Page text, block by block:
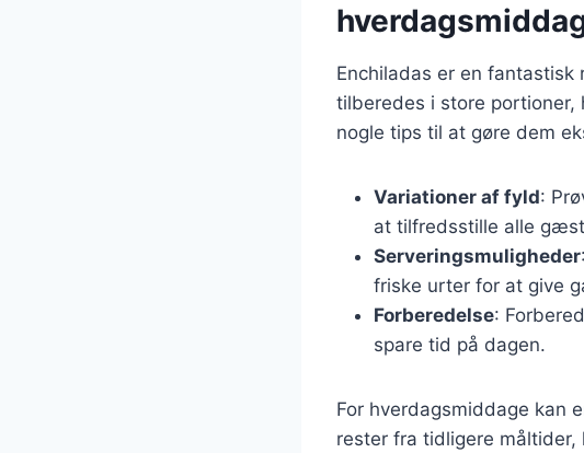
Enchiladas er en
tilberedes i store portioner,
nogle tips til at gøre dem
Variationer af fyld:
at tilfredsstille alle
Serveringsmuligheder
friske urter for at give
Forberedelse:
spare tid på dagen.
For hverdagsmiddage kan
rester fra tidligere